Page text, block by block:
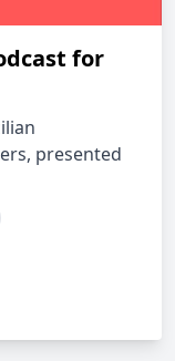
for
presented